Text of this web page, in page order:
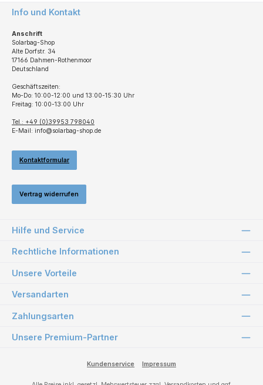
Info und Kontakt
Anschrift
Solarbag-Shop
Alte Dorfstr. 34
17166 Dahmen-Rothenmoor
Deutschland
Geschäftszeiten:
Mo-Do: 10:00-12:00 und 13:00-15:30 Uhr
Freitag: 10:00-13:00 Uhr
Tel.: +49 (0)39953 798040
E-Mail: info@solarbag-shop.de
Kontaktformular
Vertrag widerrufen
Hilfe und Service
Rechtliche Informationen
Unsere Vorteile
Versandarten
Zahlungsarten
Unsere Premium-Partner
Kundenservice Impressum